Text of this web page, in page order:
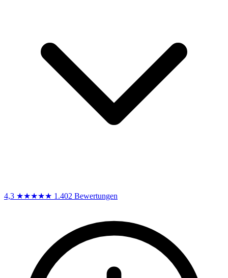
4,3 ★★★★★ 1.402 Bewertungen